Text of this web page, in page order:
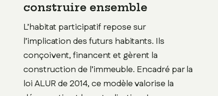
construire ensemble
L’habitat participatif repose sur
l’implication des futurs habitants. Ils
conçoivent, financent et gèrent la
construction de l’immeuble. Encadré par la
loi ALUR de 2014, ce modèle valorise la